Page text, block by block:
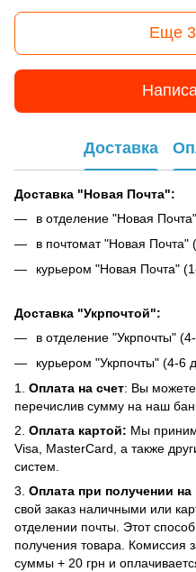
Еще
Доставка
Доставка "Новая Почта":
в отделение "Новая
в почтомат "Новая Почта"
курьером "Новая Почта"
Доставка "Укрпочтой":
в отделение "Укрпочты"
курьером "Укрпочты" (4-6
1. Оплата на счет: Вы можете
перечислив сумму на наш
2. Оплата картой: Мы
Visa, MasterCard, а также
систем.
3. Оплата при получении на
свой заказ наличными или
отделении почты. Этот
получения товара. Комиссия
суммы + 20 грн и